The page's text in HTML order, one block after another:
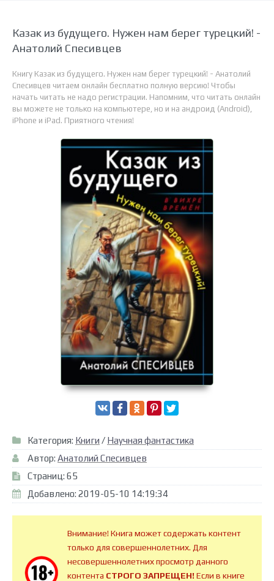
Казак из будущего. Нужен нам берег турецкий! -
Анатолий Спесивцев
Книгу Казак из будущего. Нужен нам берег турецкий! - Анатолий
Спесивцев читаем онлайн бесплатно полную версию! Чтобы
начать читать не надо регистрации. Напомним, что читать онлайн
вы можете не только на компьютере, но и на андроид (Android),
iPhone и iPad. Приятного чтения!
Категория: Книги / Научная фантастика
Автор: Анатолий Спесивцев
Страниц: 65
Добавлено: 2019-05-10 14:19:34
Внимание! Книга может содержать контент
только для совершеннолетних. Для
несовершеннолетних просмотр данного
контента СТРОГО ЗАПРЕЩЕН!Если в книге